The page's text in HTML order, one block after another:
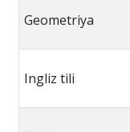
Geometriya
Ingliz tili